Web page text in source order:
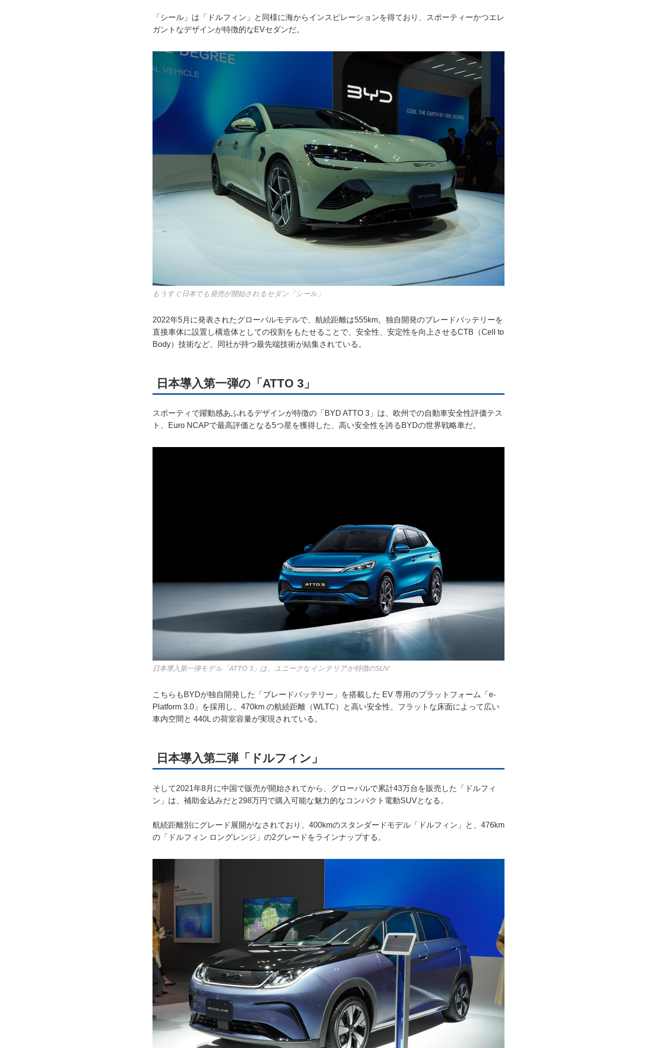
「シール」は「ドルフィン」と同様に海からインスピレーションを得ており、スポーティーかつエレ
ガントなデザインが特徴的なEVセダンだ。
もうすぐ日本でも発売が開始されるセダン「シール」
2022年5月に発表されたグローバルモデルで、航続距離は555km。独自開発のブレードバッテリーを
直接車体に設置し構造体としての役割をもたせることで、安全性、安定性を向上させるCTB（Cell to
Body）技術など、同社が持つ最先端技術が結集されている。
日本導入第一弾の「ATTO 3」
スポーティで躍動感あふれるデザインが特徴の「BYD ATTO 3」は、欧州での自動車安全性評価テス
ト、Euro NCAPで最高評価となる5つ星を獲得した、高い安全性を誇るBYDの世界戦略車だ。
日本導入第一弾モデル「ATTO 3」は、ユニークなインテリアが特徴のSUV
こちらもBYDが独自開発した「ブレードバッテリー」を搭載した EV 専用のプラットフォーム「e-
Platform 3.0」を採用し、470km の航続距離（WLTC）と高い安全性、フラットな床面によって広い
車内空間と 440L の荷室容量が実現されている。
日本導入第二弾「ドルフィン」
そして2021年8月に中国で販売が開始されてから、グローバルで累計43万台を販売した「ドルフィ
ン」は、補助金込みだと298万円で購入可能な魅力的なコンパクト電動SUVとなる。
航続距離別にグレード展開がなされており、400kmのスタンダードモデル「ドルフィン」と、476km
の「ドルフィン ロングレンジ」の2グレードをラインナップする。